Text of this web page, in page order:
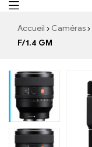
Accueil Caméras
F/1.4 GM